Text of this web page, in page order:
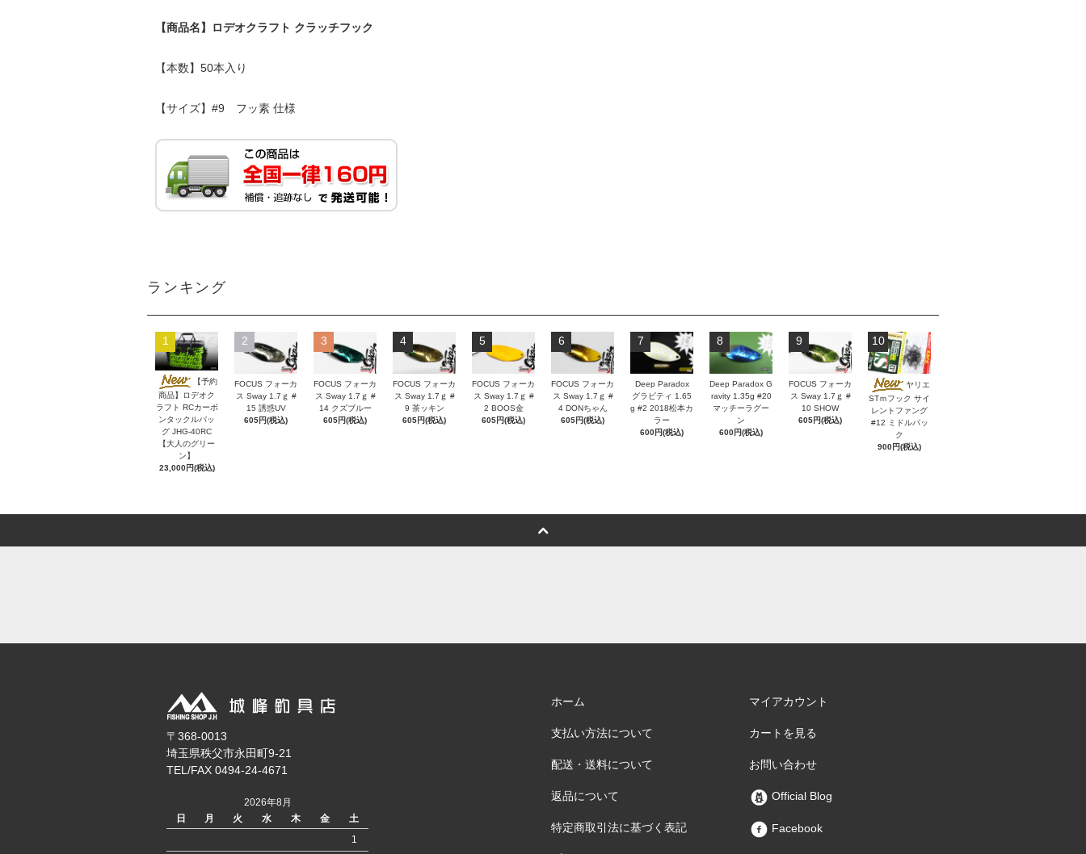
【商品名】ロデオクラフト クラッチフック
【本数】50本入り
【サイズ】#9 フッ素 仕様
ランキング
1
【予約
商品】ロデオク
ラフト RCカーボ
ンタックルバッ
グ JHG-40RC
【大人のグリー
ン】
23,000円(税込)
2
FOCUS フォーカ
ス Sway 1.7ｇ #
15 誘惑UV
605円(税込)
3
FOCUS フォーカ
ス Sway 1.7ｇ #
14 クズブルー
605円(税込)
4
FOCUS フォーカ
ス Sway 1.7ｇ #
9 茶ッキン
605円(税込)
5
FOCUS フォーカ
ス Sway 1.7ｇ #
2 BOOS金
605円(税込)
6
FOCUS フォーカ
ス Sway 1.7ｇ #
4 DONちゃん
605円(税込)
7
Deep Paradox
グラビティ 1.65
g #2 2018松本カ
ラー
600円(税込)
8
Deep Paradox G
ravity 1.35g #20
マッチーラグー
ン
600円(税込)
9
FOCUS フォーカ
ス Sway 1.7ｇ #
10 SHOW
605円(税込)
10
ヤリエ
STｍフック サイ
レントファング
#12 ミドルパッ
ク
900円(税込)
〒368-0013
埼玉県秩父市永田町9-21
TEL/FAX 0494-24-4671
2026年8月
日
月 火 水 木 金
土
1
ホーム
支払い方法について
配送・送料について
返品について
特定商取引法に基づく表記
マイアカウント
カートを見る
お問い合わせ
Official Blog
Facebook